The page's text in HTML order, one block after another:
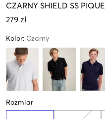
CZARNY SHIELD SS PIQUE
279 zł
Kolor: Czarny
Rozmiar